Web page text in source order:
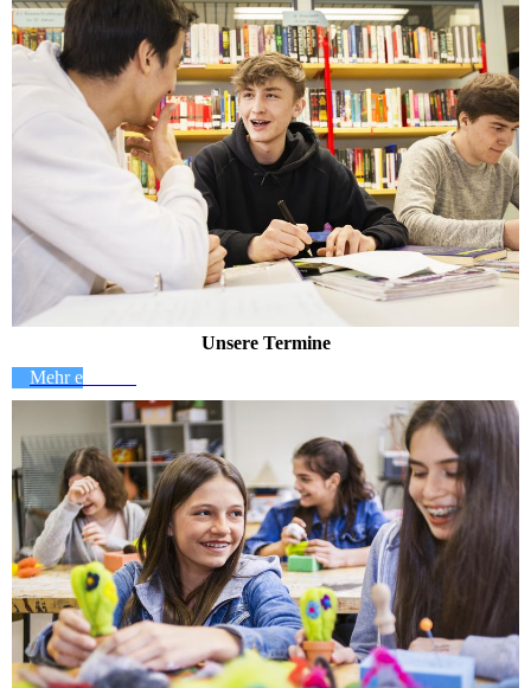
Unsere Termine
Mehr erfahren